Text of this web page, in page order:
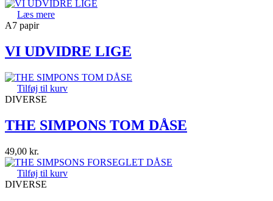
Læs mere
A7 papir
VI UDVIDRE LIGE
Tilføj til kurv
DIVERSE
THE SIMPONS TOM DÅSE
49,00 kr.
Tilføj til kurv
DIVERSE